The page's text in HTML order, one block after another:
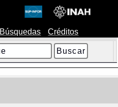
Búsquedas Créditos